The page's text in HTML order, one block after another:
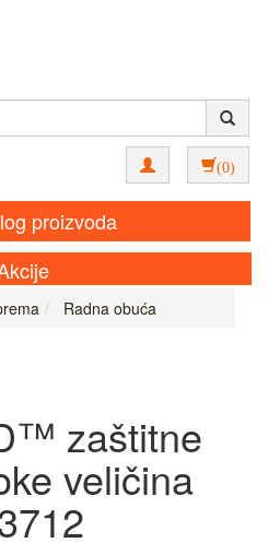
(0)
proizvoda
Radna obuća
zaštitne
veličina